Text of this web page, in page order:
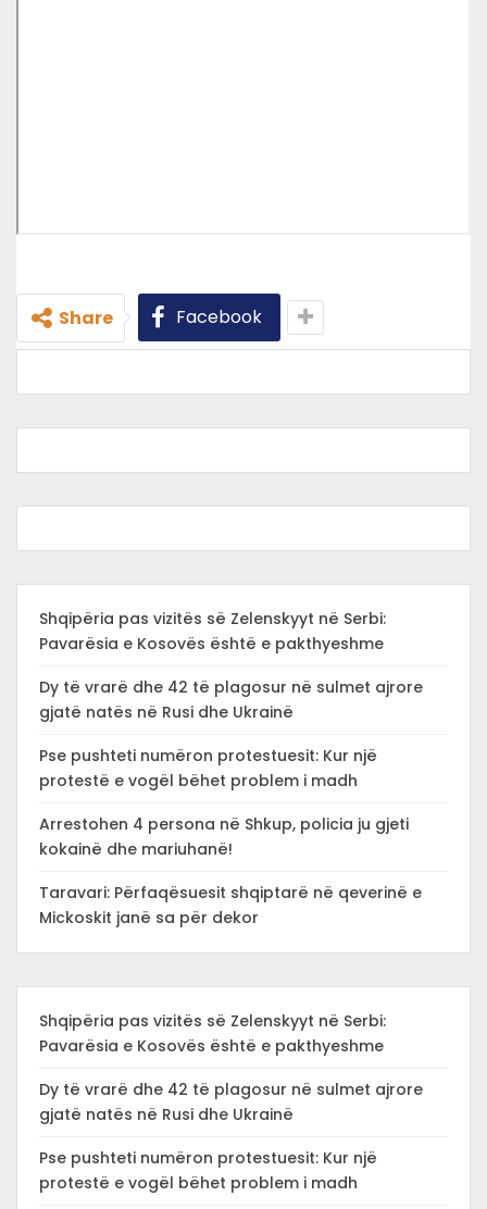
Share Facebook
Shqipëria pas vizitës së Zelenskyyt në Serbi:
Pavarësia e Kosovës është e pakthyeshme
Dy të vrarë dhe 42 të plagosur në sulmet ajrore
gjatë natës në Rusi dhe Ukrainë
Pse pushteti numëron protestuesit: Kur një
protestë e vogël bëhet problem i madh
Arrestohen 4 persona në Shkup, policia ju gjeti
kokainë dhe mariuhanë!
Taravari: Përfaqësuesit shqiptarë në qeverinë e
Mickoskit janë sa për dekor
Shqipëria pas vizitës së Zelenskyyt në Serbi:
Pavarësia e Kosovës është e pakthyeshme
Dy të vrarë dhe 42 të plagosur në sulmet ajrore
gjatë natës në Rusi dhe Ukrainë
Pse pushteti numëron protestuesit: Kur një
protestë e vogël bëhet problem i madh